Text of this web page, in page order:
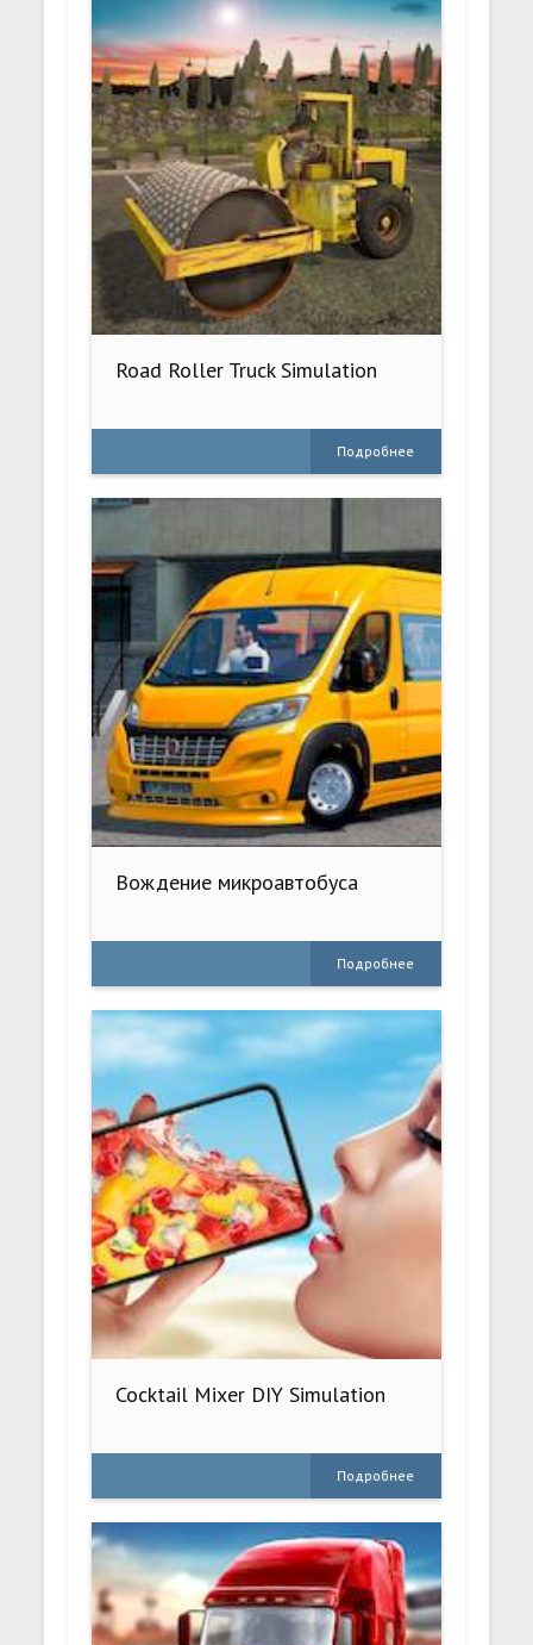
Road Roller Truck Simulation
Подробнее
Вождение микроавтобуса
Подробнее
Cocktail Mixer DIY Simulation
Подробнее